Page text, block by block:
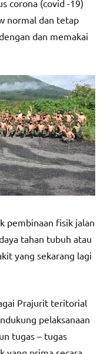
corona (covid -19)
normal dan tetap
dan memakai
pembinaan fisik jalan
tahan tubuh atau
yang sekarang lagi
Prajurit teritorial
pelaksanaan
tugas – tugas